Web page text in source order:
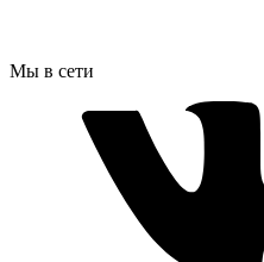
Мы в сети